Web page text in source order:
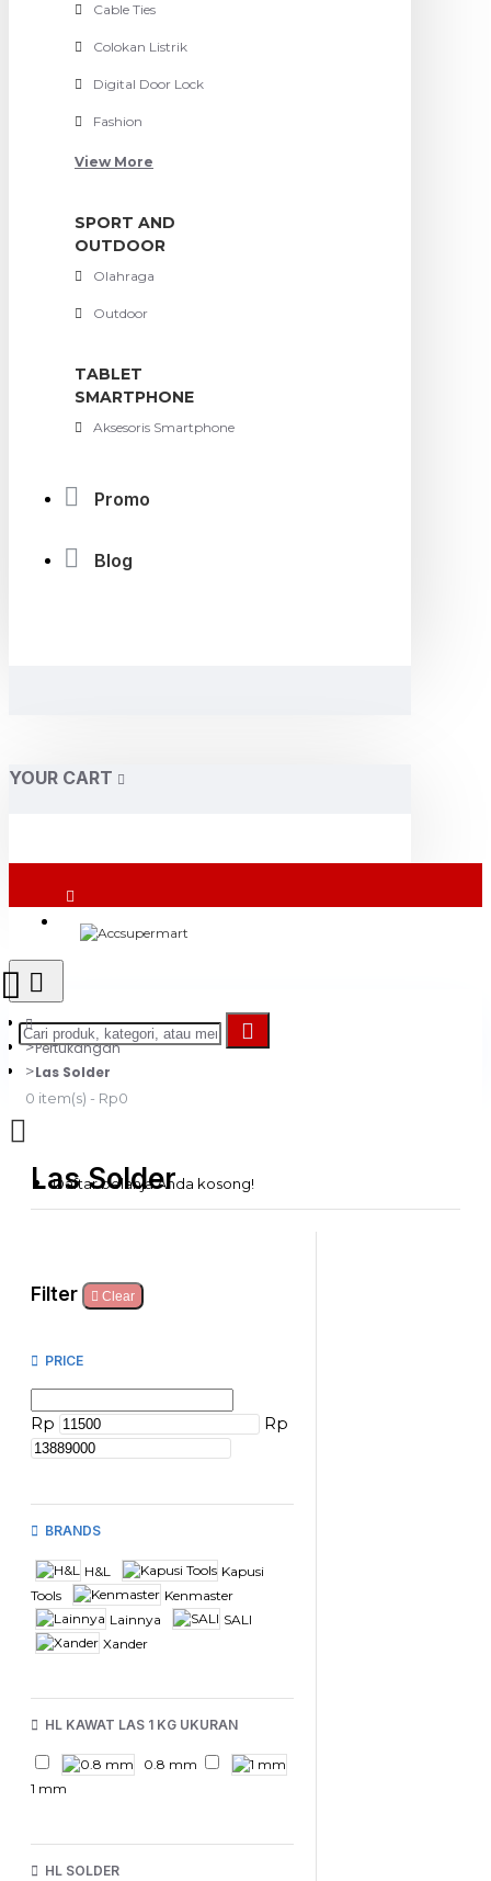
Cable Ties
Colokan Listrik
Digital Door Lock
Fashion
View More
SPORT AND
OUTDOOR
Olahraga
Outdoor
TABLET
SMARTPHONE
Aksesoris Smartphone
Promo
Blog
YOUR CART
0 item(s) - Rp0
Daftar belanja Anda kosong!
Pertukangan
Las Solder
Las Solder
Filter Clear
PRICE
Rp Rp
BRANDS
H&L
Kapusi
Tools
Kenmaster
Lainnya
SALI
Xander
HL KAWAT LAS 1 KG UKURAN
0.8 mm
1 mm
HL SOLDER